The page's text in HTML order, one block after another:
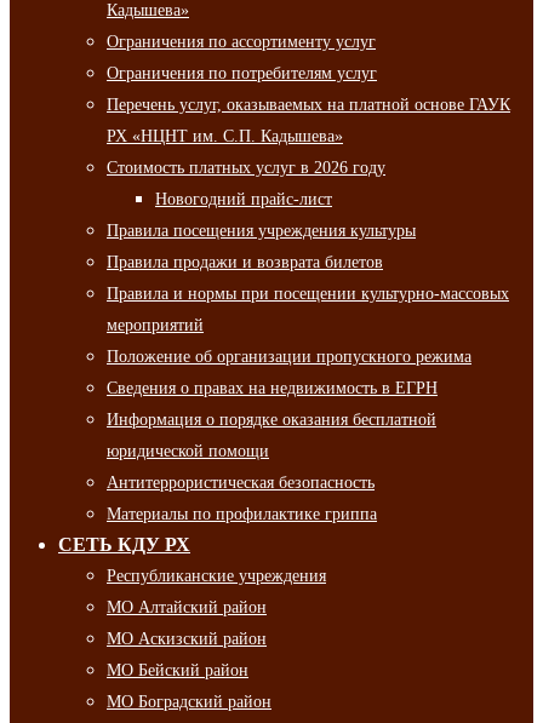
Кадышева»
Ограничения по ассортименту услуг
Ограничения по потребителям услуг
Перечень услуг, оказываемых на платной основе ГАУК
РХ «НЦНТ им. С.П. Кадышева»
Стоимость платных услуг в 2026 году
Новогодний прайс-лист
Правила посещения учреждения культуры
Правила продажи и возврата билетов
Правила и нормы при посещении культурно-массовых
мероприятий
Положение об организации пропускного режима
Сведения о правах на недвижимость в ЕГРН
Информация о порядке оказания бесплатной
юридической помощи
Антитеррористическая безопасность
Материалы по профилактике гриппа
СЕТЬ КДУ РХ
Республиканские учреждения
МО Алтайский район
МО Аскизский район
МО Бейский район
МО Боградский район